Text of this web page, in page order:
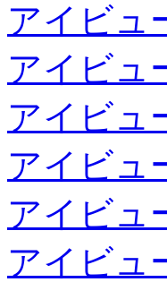
アイビュ
アイビュ
アイビュ
アイビュ
アイビュ
アイビュ